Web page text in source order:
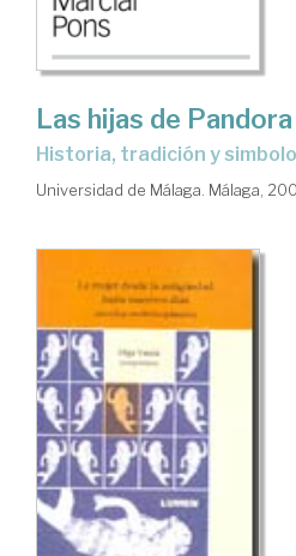
Las hijas de Pandora
historia, tradición y
Universidad de Málaga. Málaga,